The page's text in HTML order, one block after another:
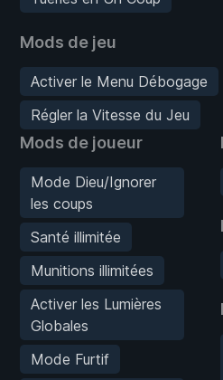
Mods de jeu
Activer le Menu Débogage
Régler la Vitesse du Jeu
Mods de joueur
Mode Dieu/Ignorer
les coups
Santé illimitée
Munitions illimitées
Activer les Lumières
Globales
Mode Furtif